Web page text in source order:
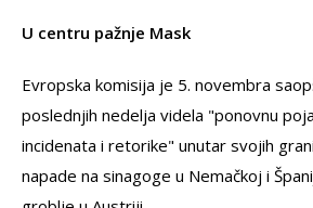
U centru pažnje Mask
Evropska komisija je 5. novembra
poslednjih nedelja videla "ponovnu
incidenata i retorike" unutar svojih
napade na sinagoge u Nemačkoj i